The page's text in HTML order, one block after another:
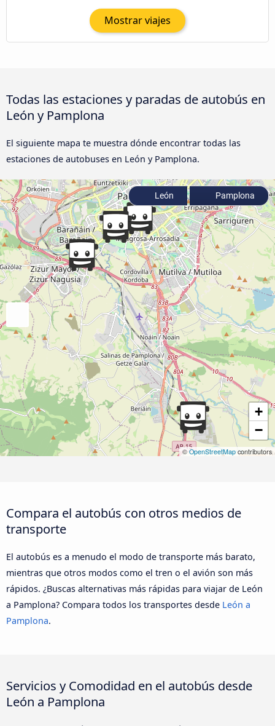
Mostrar viajes
Todas las estaciones y paradas de autobús en
León y Pamplona
El siguiente mapa te muestra dónde encontrar todas las
estaciones de autobuses en León y Pamplona.
+
−
©OpenStreetMap contributors
León Pamplona
Compara el autobús con otros medios de
transporte
El autobús es a menudo el modo de transporte más barato,
mientras que otros modos como el tren o el avión son más
rápidos. ¿Buscas alternativas más rápidas para viajar de León
a Pamplona? Compara todos los transportes desde León a
Pamplona.
Servicios y Comodidad en el autobús desde
León a Pamplona